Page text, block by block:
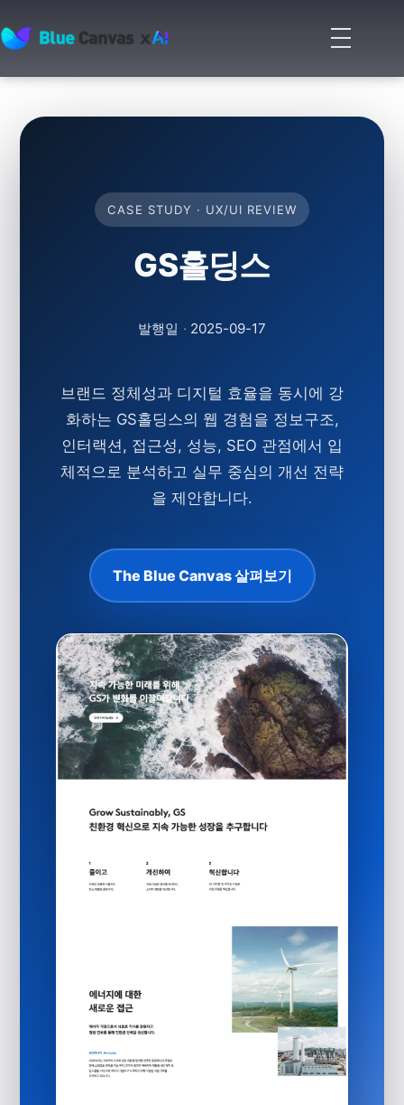
BLUECANVAS
메
뉴
기
CASE STUDY · UX/UI REVIEW
GS홀딩스
발행일 · 2025-09-17
브랜드 정체성과 디지털 효율을 동시에 강
화하는 GS홀딩스의 웹 경험을 정보구조,
인터랙션, 접근성, 성능, SEO 관점에서 입
체적으로 분석하고 실무 중심의 개선 전략
을 제안합니다.
The Blue Canvas 살펴보기